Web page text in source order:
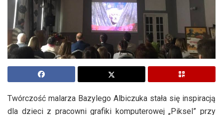
Twórczość malarza Bazylego Albiczuka stała się inspiracją
dla dzieci z pracowni grafiki komputerowej „Piksel” przy